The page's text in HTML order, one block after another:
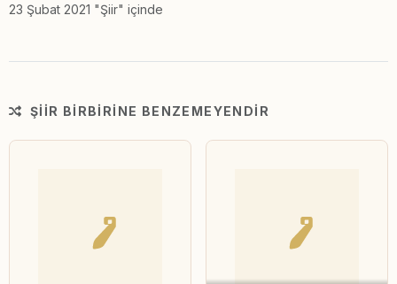
23 Şubat 2021 "Şiir" içinde
ŞIIR BIRBIRINE BENZEMEYENDIR